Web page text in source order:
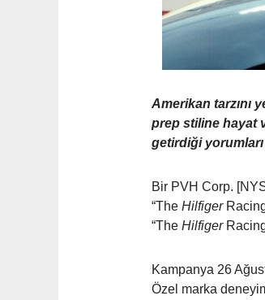
Amerikan tarzını
prep stiline hayat
getirdiği
Bir PVH Corp.
“The HilfigerRacing
“The HilfigerRacing
Kampanya 26
Özel marka